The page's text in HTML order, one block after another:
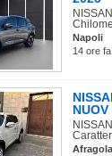
Napoli
14 ore
NUOV
Afragola